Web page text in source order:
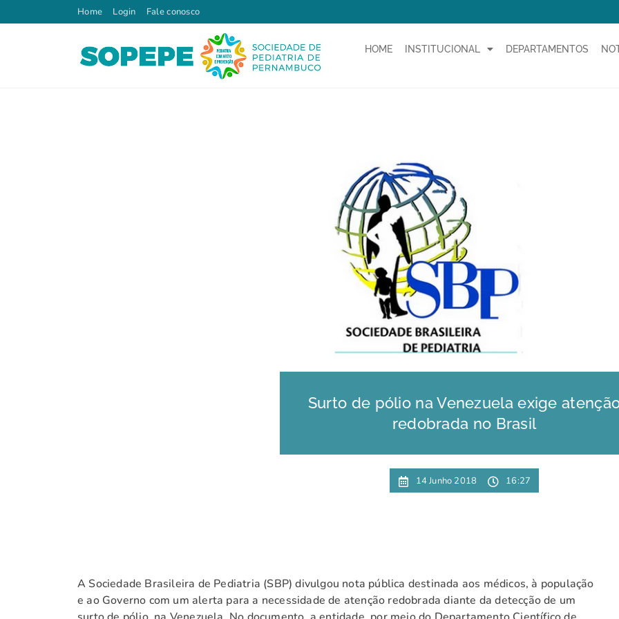
Home Login Fale conosco
HOME INSTITUCIONAL DEPARTAMENTOS
Surto de pólio na Venezuela exige
redobrada no Brasil
14 Junho 2018 16:27
A Sociedade Brasileira de Pediatria (SBP) divulgou nota pública destinada aos médicos, à população
e ao Governo com um alerta para a necessidade de atenção redobrada diante da detecção de um